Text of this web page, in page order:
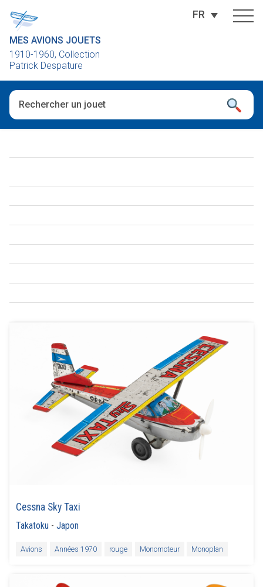
MES AVIONS JOUETS
1910-1960, Collection
Patrick Despature
FR
Cessna Sky Taxi
Takatoku -Japon
Avions Années 1970 rouge Monomoteur Monoplan